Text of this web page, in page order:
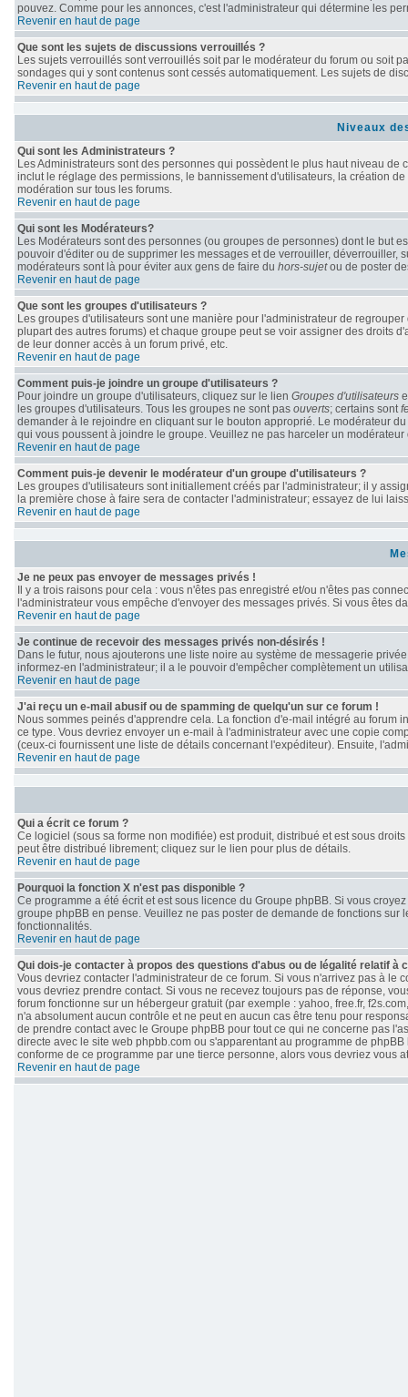
pouvez. Comme pour les annonces, c'est l'administrateur qui détermine les
Revenir en haut de page
Que sont les sujets de discussions verrouillés ?
Les sujets verrouillés sont verrouillés soit par le modérateur du forum ou soit
sondages qui y sont contenus sont cessés automatiquement. Les sujets de
Revenir en haut de page
Niveaux
Qui sont les Administrateurs ?
Les Administrateurs sont des personnes qui possèdent le plus haut niveau
inclut le réglage des permissions, le bannissement d'utilisateurs, la création
modération sur tous les forums.
Revenir en haut de page
Qui sont les Modérateurs?
Les Modérateurs sont des personnes (ou groupes de personnes) dont le but
pouvoir d'éditer ou de supprimer les messages et de verrouiller,
modérateurs sont là pour éviter aux gens de faire du hors-sujetou de poster
Revenir en haut de page
Que sont les groupes d'utilisateurs ?
Les groupes d'utilisateurs sont une manière pour l'administrateur de
plupart des autres forums) et chaque groupe peut se voir assigner des droits
de leur donner accès à un forum privé, etc.
Revenir en haut de page
Comment puis-je joindre un groupe d'utilisateurs ?
Pour joindre un groupe d'utilisateurs, cliquez sur le lien Groupes d'utilisateurs
les groupes d'utilisateurs. Tous les groupes ne sont pas ouverts; certains sont
demander à le rejoindre en cliquant sur le bouton approprié. Le modérateur
qui vous poussent à joindre le groupe. Veuillez ne pas harceler un
Revenir en haut de page
Comment puis-je devenir le modérateur d'un groupe d'utilisateurs ?
Les groupes d'utilisateurs sont initiallement créés par l'administrateur; il y
la première chose à faire sera de contacter l'administrateur; essayez de lui
Revenir en haut de page
Je ne peux pas envoyer de messages privés !
Il y a trois raisons pour cela : vous n'êtes pas enregistré et/ou n'êtes pas
l'administrateur vous empêche d'envoyer des messages privés. Si vous êtes
Revenir en haut de page
Je continue de recevoir des messages privés non-désirés !
Dans le futur, nous ajouterons une liste noire au système de messagerie
informez-en l'administrateur; il a le pouvoir d'empêcher complètement un
Revenir en haut de page
J'ai reçu un e-mail abusif ou de spamming de quelqu'un sur ce forum !
Nous sommes peinés d'apprendre cela. La fonction d'e-mail intégré au
ce type. Vous devriez envoyer un e-mail à l'administrateur avec une copie
(ceux-ci fournissent une liste de détails concernant l'expéditeur). Ensuite,
Revenir en haut de page
Qui a écrit ce forum ?
Ce logiciel (sous sa forme non modifiée) est produit, distribué et est sous
peut être distribué librement; cliquez sur le lien pour plus de détails.
Revenir en haut de page
Pourquoi la fonction X n'est pas disponible ?
Ce programme a été écrit et est sous licence du Groupe phpBB. Si vous
groupe phpBB en pense. Veuillez ne pas poster de demande de fonctions
fonctionnalités.
Revenir en haut de page
Qui dois-je contacter à propos des questions d'abus ou de légalité relatif à
Vous devriez contacter l'administrateur de ce forum. Si vous n'arrivez pas à
vous devriez prendre contact. Si vous ne recevez toujours pas de réponse,
forum fonctionne sur un hébergeur gratuit (par exemple : yahoo, free.fr,
n'a absolument aucun contrôle et ne peut en aucun cas être tenu pour
de prendre contact avec le Groupe phpBB pour tout ce qui ne concerne pas
directe avec le site web phpbb.com ou s'apparentant au programme de
conforme de ce programme par une tierce personne, alors vous devriez vous
Revenir en haut de page